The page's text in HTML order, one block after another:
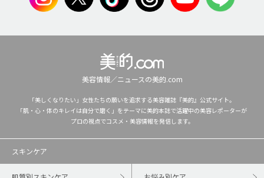
美容情報／ニュースの美的.com
「美しくなりたい」女性たちの願いを追求する美容雑誌『美的』公式サイト。
「肌・心・体のキレイは自分で磨く」をテーマに美的本誌で活躍中の美容レポーターが
プロの視点でコスメ・美容情報を発信します。
スキンケア